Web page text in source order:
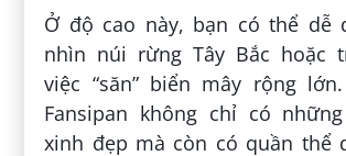
Ở độ cao này, bạn có thể dễ
nhìn núi rừng Tây Bắc hoặc
việc “săn” biển mây rộng
Fansipan không chỉ có
xinh đẹp mà còn có quần thể